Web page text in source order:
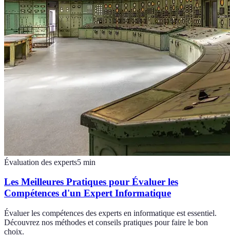
Évaluation des experts5 min
Les Meilleures Pratiques pour Évaluer les
Compétences d'un Expert Informatique
Évaluer les compétences des experts en informatique est essentiel.
Découvrez nos méthodes et conseils pratiques pour faire le bon
choix.